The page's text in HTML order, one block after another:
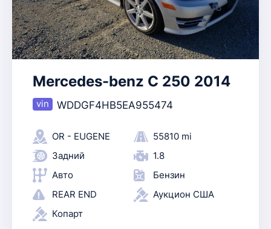
Mercedes-benz C 250 2014
WDDGF4HB5EA955474
OR - EUGENE
55810 mi
Задний
1.8
Авто
Бензин
REAR END
Аукцион США
Копарт